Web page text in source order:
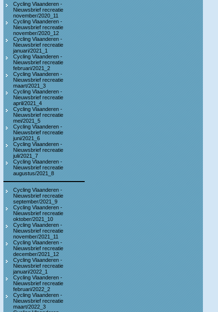
Cycling Vlaanderen -
Nieuwsbrief recreatie
november/2020_11
Cycling Vlaanderen -
Nieuwsbrief recreatie
november/2020_12
Cycling Vlaanderen -
Nieuwsbrief recreatie
januari/2021_1
Cycling Vlaanderen -
Nieuwsbrief recreatie
februari/2021_2
Cycling Vlaanderen -
Nieuwsbrief recreatie
maart/2021_3
Cycling Vlaanderen -
Nieuwsbrief recreatie
april/2021_4
Cycling Vlaanderen -
Nieuwsbrief recreatie
mei/2021_5
Cycling Vlaanderen -
Nieuwsbrief recreatie
juni/2021_6
Cycling Vlaanderen -
Nieuwsbrief recreatie
juli/2021_7
Cycling Vlaanderen -
Nieuwsbrief recreatie
augustus/2021_8
Cycling Vlaanderen -
Nieuwsbrief recreatie
september/2021_9
Cycling Vlaanderen -
Nieuwsbrief recreatie
oktober/2021_10
Cycling Vlaanderen -
Nieuwsbrief recreatie
november/2021_11
Cycling Vlaanderen -
Nieuwsbrief recreatie
december/2021_12
Cycling Vlaanderen -
Nieuwsbrief recreatie
januari/2022_1
Cycling Vlaanderen -
Nieuwsbrief recreatie
februari/2022_2
Cycling Vlaanderen -
Nieuwsbrief recreatie
maart/2022_3